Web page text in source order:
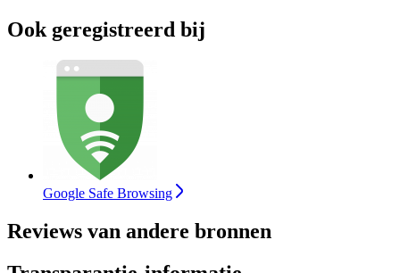
Ook geregistreerd bij
Google Safe Browsing
Reviews van andere bronnen